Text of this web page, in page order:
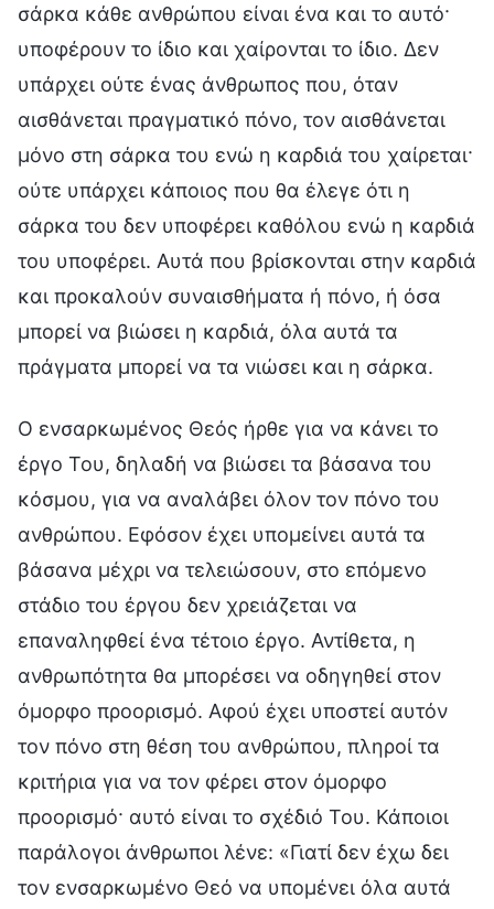
σάρκα κάθε ανθρώπου είναι ένα και το αυτό·
υποφέρουν το ίδιο και χαίρονται το ίδιο. Δεν
υπάρχει ούτε ένας άνθρωπος που, όταν
αισθάνεται πραγματικό πόνο, τον αισθάνεται
μόνο στη σάρκα του ενώ η καρδιά του χαίρεται·
ούτε υπάρχει κάποιος που θα έλεγε ότι η
σάρκα του δεν υποφέρει καθόλου ενώ η καρδιά
του υποφέρει. Αυτά που βρίσκονται στην καρδιά
και προκαλούν συναισθήματα ή πόνο, ή όσα
μπορεί να βιώσει η καρδιά, όλα αυτά τα
πράγματα μπορεί να τα νιώσει και η σάρκα.
Ο ενσαρκωμένος Θεός ήρθε για να κάνει το
έργο Του, δηλαδή να βιώσει τα βάσανα του
κόσμου, για να αναλάβει όλον τον πόνο του
ανθρώπου. Εφόσον έχει υπομείνει αυτά τα
βάσανα μέχρι να τελειώσουν, στο επόμενο
στάδιο του έργου δεν χρειάζεται να
επαναληφθεί ένα τέτοιο έργο. Αντίθετα, η
ανθρωπότητα θα μπορέσει να οδηγηθεί στον
όμορφο προορισμό. Αφού έχει υποστεί αυτόν
τον πόνο στη θέση του ανθρώπου, πληροί τα
κριτήρια για να τον φέρει στον όμορφο
προορισμό· αυτό είναι το σχέδιό Του. Κάποιοι
παράλογοι άνθρωποι λένε: «Γιατί δεν έχω δει
τον ενσαρκωμένο Θεό να υπομένει όλα αυτά